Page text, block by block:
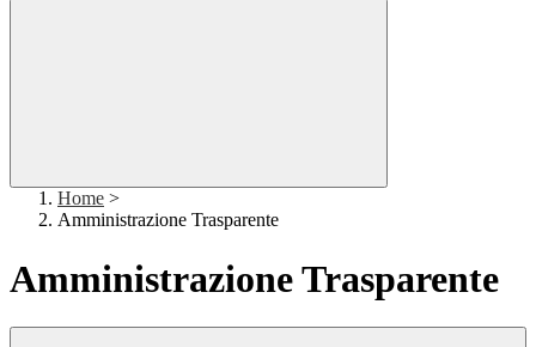
Home >
Amministrazione Trasparente
Amministrazione Trasparente